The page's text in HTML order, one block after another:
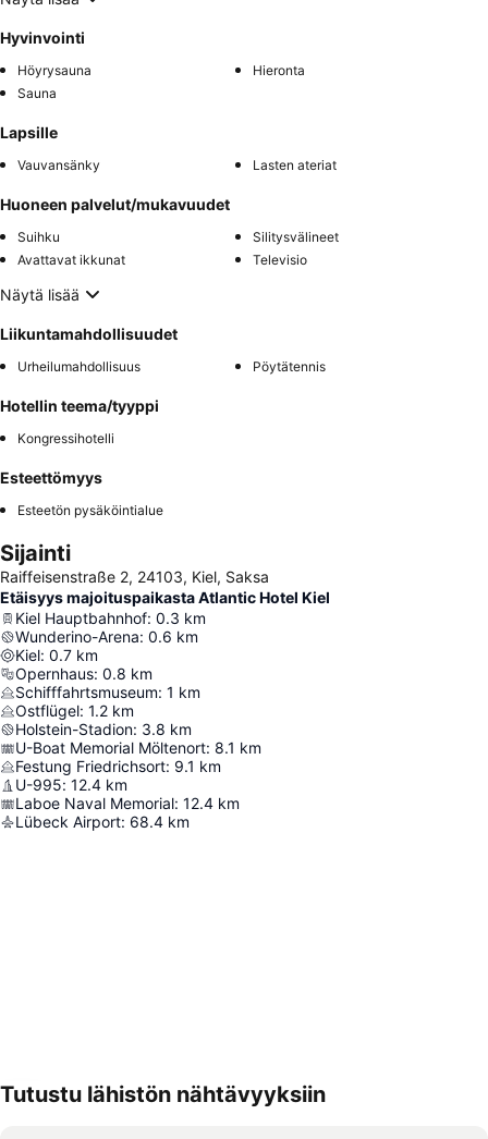
Hyvinvointi
Höyrysauna
Hieronta
Sauna
Lapsille
Vauvansänky Lasten ateriat
Huoneen palvelut/mukavuudet
Suihku
Silitysvälineet
Avattavat ikkunat
Televisio
Näytä lisää
Liikuntamahdollisuudet
Urheilumahdollisuus Pöytätennis
Hotellin teema/tyyppi
Kongressihotelli
Esteettömyys
Esteetön pysäköintialue
Sijainti
Raiffeisenstraße 2, 24103, Kiel, Saksa
Etäisyys majoituspaikasta Atlantic Hotel Kiel
Kiel Hauptbahnhof: 0.3 km
Wunderino-Arena: 0.6 km
Kiel: 0.7 km
Opernhaus: 0.8 km
Schifffahrtsmuseum: 1 km
Ostflügel: 1.2 km
Holstein-Stadion: 3.8 km
U-Boat Memorial Möltenort: 8.1 km
Festung Friedrichsort: 9.1 km
U-995: 12.4 km
Laboe Naval Memorial: 12.4 km
Lübeck Airport: 68.4 km
Tutustu lähistön nähtävyyksiin